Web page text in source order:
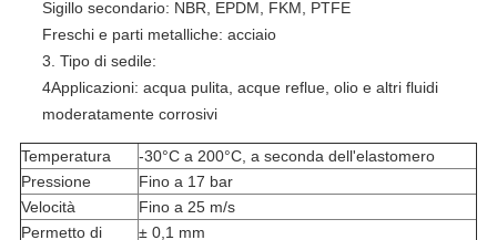
Sigillo secondario: NBR, EPDM, FKM, PTFE
Freschi e parti metalliche: acciaio
3. Tipo di sedile:
4Applicazioni: acqua pulita, acque reflue, olio e altri fluidi
moderatamente corrosivi
Temperatura
-30°C a 200°C, a seconda dell'elastomero
Pressione
Fino a 17 bar
Velocità
Fino a 25 m/s
Permetto di
± 0,1 mm